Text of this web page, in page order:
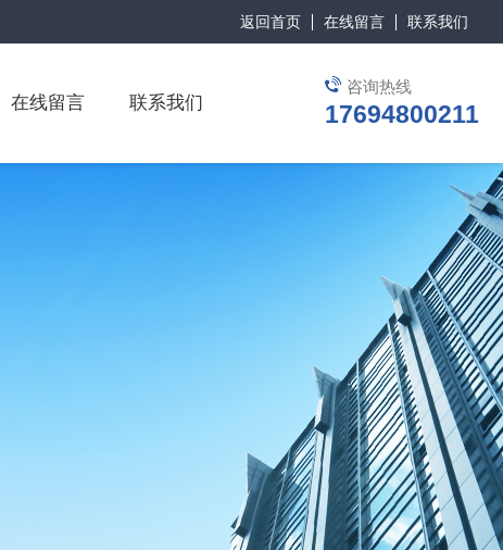
返回首页 在线留言 联系我们
咨询热线
17694800211
在线留言 联系我们